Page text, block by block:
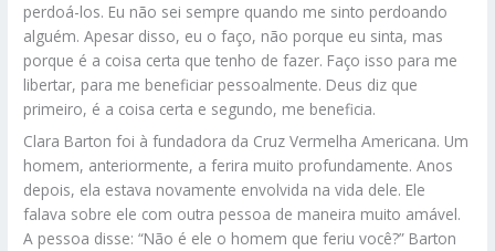
perdoá-los. Eu não sei sempre quando me sinto perdoando
alguém. Apesar disso, eu o faço, não porque eu sinta, mas
porque é a coisa certa que tenho de fazer. Faço isso para me
libertar, para me beneficiar pessoalmente. Deus diz que
primeiro, é a coisa certa e segundo, me beneficia.
Clara Barton foi à fundadora da Cruz Vermelha Americana. Um
homem, anteriormente, a ferira muito profundamente. Anos
depois, ela estava novamente envolvida na vida dele. Ele
falava sobre ele com outra pessoa de maneira muito amável.
A pessoa disse: “Não é ele o homem que feriu você?” Barton